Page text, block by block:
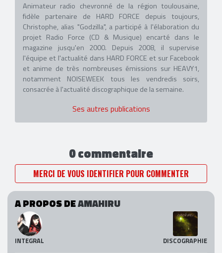
Animateur radio chevronné de la région toulousaine,
fidèle partenaire de HARD FORCE depuis toujours,
Christophe, alias "Godzilla", a participé à l'élaboration du
projet Radio Force (CD & Musique) encarté dans le
magazine jusqu'en 2000. Depuis 2008, il supervise
l'équipe et l'actualité dans HARD FORCE et sur Facebook
et anime de très nombreuses émissions sur HEAVY1,
notamment NOISEWEEK tous les vendredis soirs,
consacrée à l'actualité discographique de la semaine.
Ses autres publications
0 commentaire
MERCI DE VOUS IDENTIFIER POUR COMMENTER
A PROPOS DEAMAHIRU
INTEGRAL DISCOGRAPHIE